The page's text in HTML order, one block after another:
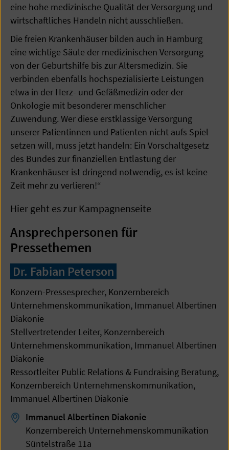
eine hohe medizinische Qualität der Versorgung und
wirtschaftliches Handeln nicht ausschließen.
Die freien Krankenhäuser bilden auch in Hamburg
eine wichtige Säule der medizinischen Versorgung
von der Geburtshilfe bis zur Altersmedizin. Sie
verbinden ebenfalls hochspezialisierte Leistungen
etwa in der Herz- und Gefäßmedizin oder der
Onkologie mit besonderer menschlicher
Zuwendung. Wer diese erstklassige Versorgung
unserer Patientinnen und Patienten nicht aufs Spiel
setzen will, muss jetzt handeln: Ein Vorschaltgesetz
des Bundes zur finanziellen Entlastung der
Krankenhäuser ist dringend notwendig, es ist keine
Zeit mehr zu verlieren!“
Hier geht es zur Kampagnenseite
Ansprechpersonen für
Pressethemen
Dr. Fabian Peterson
Konzern-Pressesprecher, Konzernbereich
Unternehmenskommunikation, Immanuel Albertinen
Diakonie
Stellvertretender Leiter, Konzernbereich
Unternehmenskommunikation, Immanuel Albertinen
Diakonie
Ressortleiter Public Relations & Fundraising Beratung,
Konzernbereich Unternehmenskommunikation,
Immanuel Albertinen Diakonie
Immanuel Albertinen Diakonie
Konzernbereich Unternehmenskommunikation
Süntelstraße 11a